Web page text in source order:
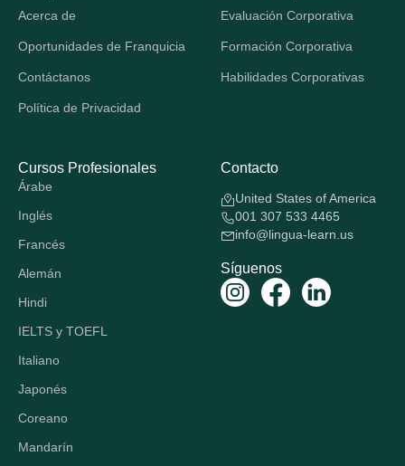
Acerca de
Oportunidades de Franquicia
Contáctanos
Política de Privacidad
Evaluación Corporativa
Formación Corporativa
Habilidades Corporativas
Cursos Profesionales
Árabe
Inglés
Francés
Alemán
Hindi
IELTS y TOEFL
Italiano
Japonés
Coreano
Mandarín
Contacto
United States of America
001 307 533 4465
info@lingua-learn.us
Síguenos